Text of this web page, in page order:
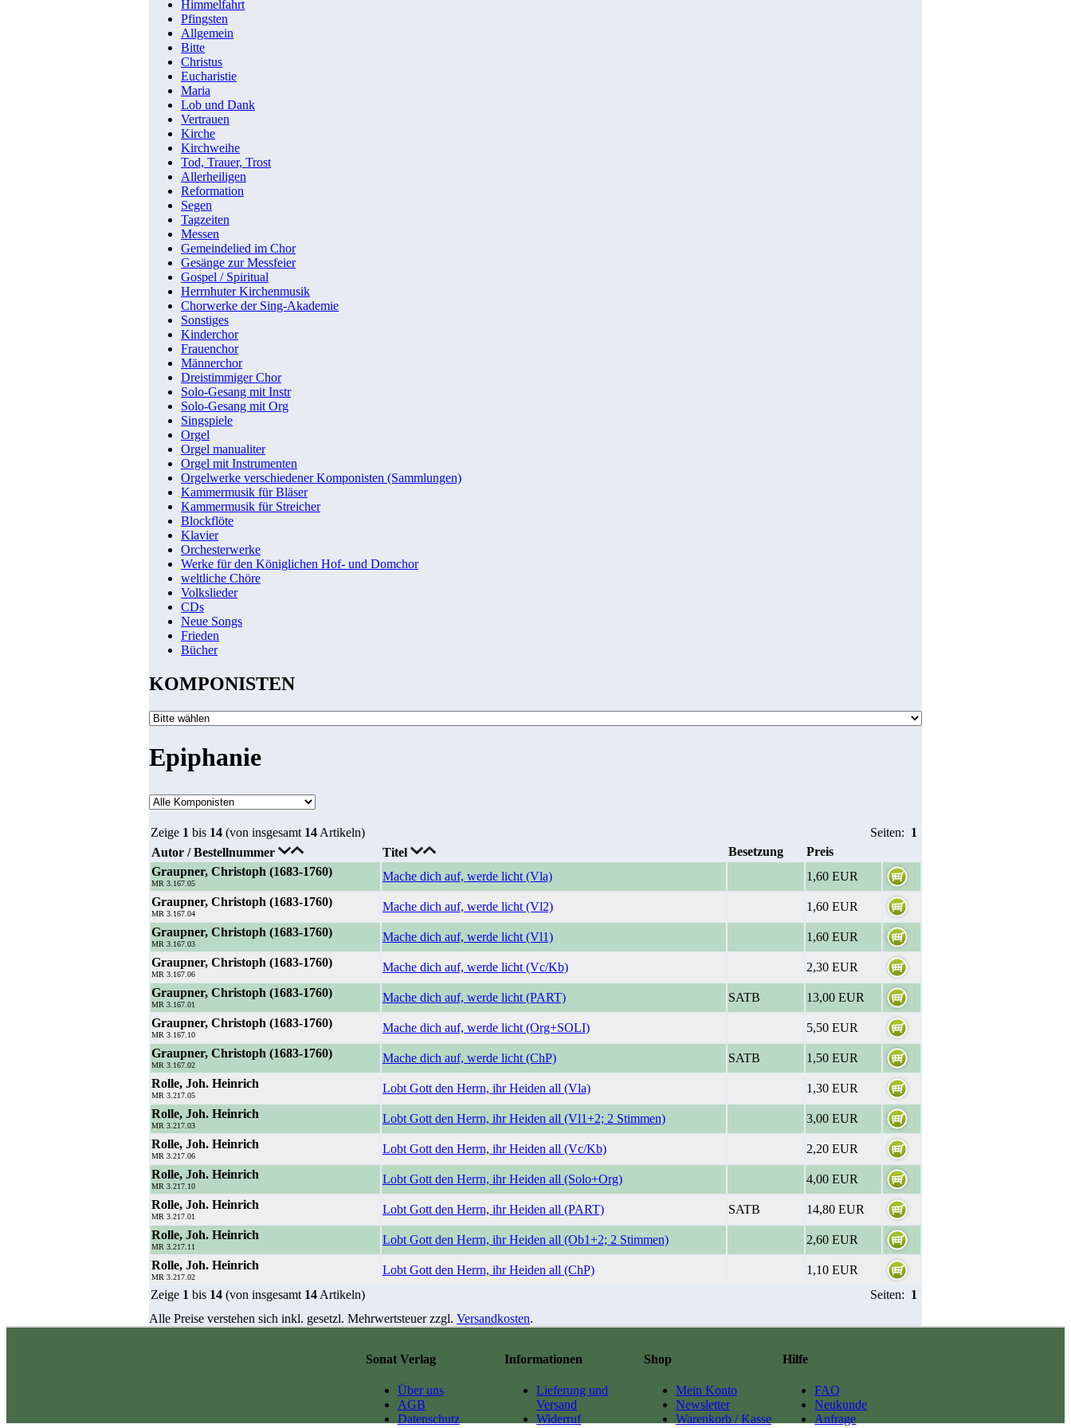
Himmelfahrt
Pfingsten
Allgemein
Bitte
Christus
Eucharistie
Maria
Lob und Dank
Vertrauen
Kirche
Kirchweihe
Tod, Trauer, Trost
Allerheiligen
Reformation
Segen
Tagzeiten
Messen
Gemeindelied im Chor
Gesänge zur Messfeier
Gospel / Spiritual
Herrnhuter Kirchenmusik
Chorwerke der Sing-Akademie
Sonstiges
Kinderchor
Frauenchor
Männerchor
Dreistimmiger Chor
Solo-Gesang mit Instr
Solo-Gesang mit Org
Singspiele
Orgel
Orgel manualiter
Orgel mit Instrumenten
Orgelwerke verschiedener Komponisten (Sammlungen)
Kammermusik für Bläser
Kammermusik für Streicher
Blockflöte
Klavier
Orchesterwerke
Werke für den Königlichen Hof- und Domchor
weltliche Chöre
Volkslieder
CDs
Neue Songs
Frieden
Bücher
KOMPONISTEN
Epiphanie
Zeige 1 bis 14 (von insgesamt 14 Artikeln) Seiten: 1
Autor / Bestellnummer
Titel Besetzung
Preis
Graupner, Christoph (1683-1760)
MR 3.167.05
Mache dich auf, werde licht (Vla)
1,60 EUR
Graupner, Christoph (1683-1760)
MR 3.167.04
Mache dich auf, werde licht (Vl2)
1,60 EUR
Graupner, Christoph (1683-1760)
MR 3.167.03
Mache dich auf, werde licht (Vl1)
1,60 EUR
Graupner, Christoph (1683-1760)
MR 3.167.06
Mache dich auf, werde licht (Vc/Kb)
2,30 EUR
Graupner, Christoph (1683-1760)
MR 3.167.01
Mache dich auf, werde licht (PART) SATB
13,00 EUR
Graupner, Christoph (1683-1760)
MR 3.167.10
Mache dich auf, werde licht (Org+SOLI)
5,50 EUR
Graupner, Christoph (1683-1760)
MR 3.167.02
Mache dich auf, werde licht (ChP) SATB
1,50 EUR
Rolle, Joh. Heinrich
MR 3.217.05
Lobt Gott den Herrn, ihr Heiden all (Vla)
1,30 EUR
Rolle, Joh. Heinrich
MR 3.217.03
Lobt Gott den Herrn, ihr Heiden all (Vl1+2; 2 Stimmen)
3,00 EUR
Rolle, Joh. Heinrich
MR 3.217.06
Lobt Gott den Herrn, ihr Heiden all (Vc/Kb)
2,20 EUR
Rolle, Joh. Heinrich
MR 3.217.10
Lobt Gott den Herrn, ihr Heiden all (Solo+Org)
4,00 EUR
Rolle, Joh. Heinrich
MR 3.217.01
Lobt Gott den Herrn, ihr Heiden all (PART) SATB
14,80 EUR
Rolle, Joh. Heinrich
MR 3.217.11
Lobt Gott den Herrn, ihr Heiden all (Ob1+2; 2 Stimmen)
2,60 EUR
Rolle, Joh. Heinrich
MR 3.217.02
Lobt Gott den Herrn, ihr Heiden all (ChP)
1,10 EUR
Zeige 1 bis 14 (von insgesamt 14 Artikeln) Seiten: 1
Alle Preise verstehen sich inkl. gesetzl. Mehrwertsteuer zzgl. Versandkosten.
Hilfe
FAQ
Neukunde
Anfrage
Shop
Mein Konto
Newsletter
Warenkorb / Kasse
Informationen
Lieferung und
Versand
Widerruf
Sonat Verlag
Über uns
AGB
Datenschutz